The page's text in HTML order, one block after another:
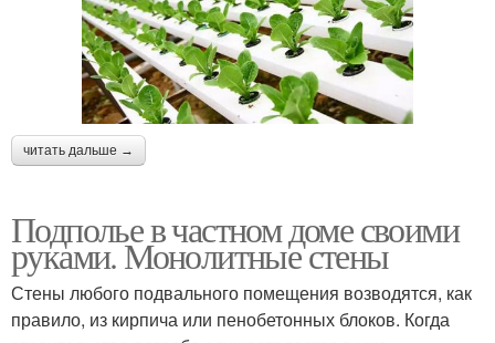
читать дальше →
Подполье в частном доме своими
руками. Монолитные стены
Стены любого подвального помещения возводятся, как
правило, из кирпича или пенобетонных блоков. Когда